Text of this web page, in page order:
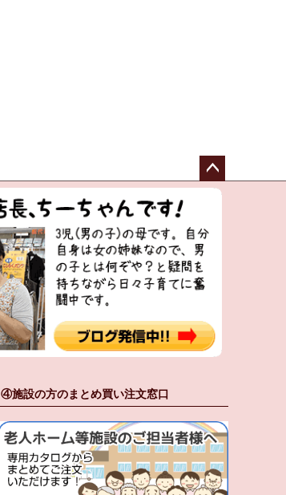
ペー
へ
④施設の方のまとめ買い注文窓口